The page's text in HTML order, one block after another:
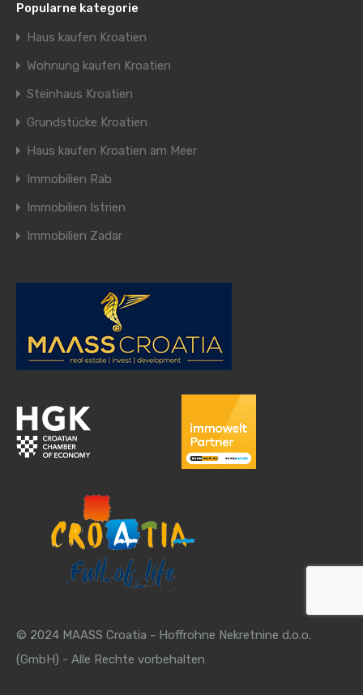
Popularne kategorie
Haus kaufen Kroatien
Wohnung kaufen Kroatien
Steinhaus Kroatien
Grundstücke Kroatien
Haus kaufen Kroatien am Meer
Immobilien Rab
Immobilien Istrien
Immobilien Zadar
© 2024 MAASS Croatia - Hoffrohne Nekretnine d.o.o.
(GmbH) - Alle Rechte vorbehalten